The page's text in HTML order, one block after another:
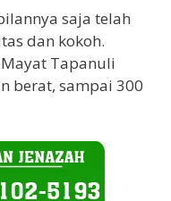
saja telah
dan kokoh.
Tapanuli
berat, sampai 300